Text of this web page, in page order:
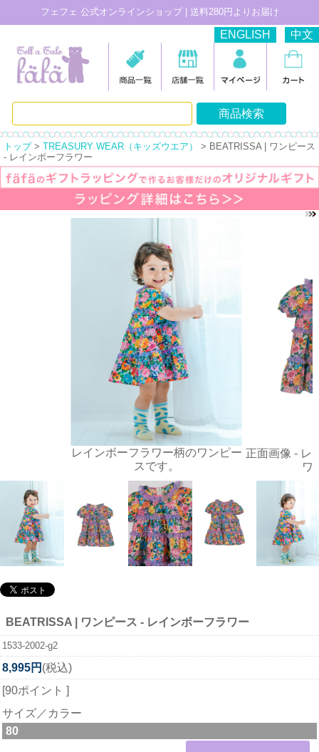
フェフェ 公式オンラインショップ | 送料280円よりお届け
ENGLISH 中文
トップ> TREASURY WEAR（キッズウエア）
> BEATRISSA | ワンピース
- レインボーフラワー
レインボーフラワー柄のワンピー
スです。
正面画像 - レ
ワ
BEATRISSA | ワンピース - レインボーフラワー
1533-2002-g2
8,995円 (税込)
[90ポイント ]
サイズ／カラー
80